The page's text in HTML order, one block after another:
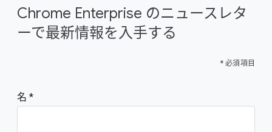
Chrome Enterprise のニュースレタ
ーで最新情報を入手する
* 必須項目
名